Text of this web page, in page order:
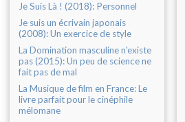
Je Suis Là ! (2018): Personnel
Je suis un écrivain japonais
(2008): Un exercice de style
La Domination masculine n'existe
pas (2015): Un peu de science ne
fait pas de mal
La Musique de film en France: Le
livre parfait pour le cinéphile
mélomane